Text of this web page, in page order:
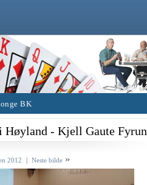
BK
Høyland - Kjell Gaute Fyrun
2012 | Neste bilde »